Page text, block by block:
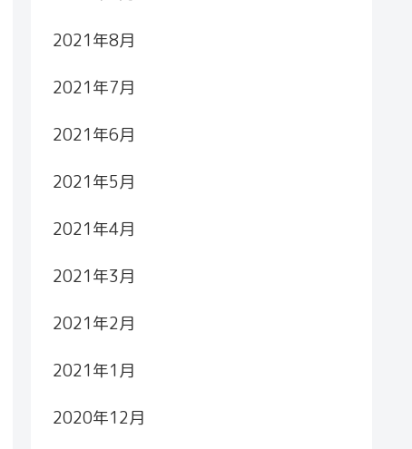
2021年8月
2021年7月
2021年6月
2021年5月
2021年4月
2021年3月
2021年2月
2021年1月
2020年12月